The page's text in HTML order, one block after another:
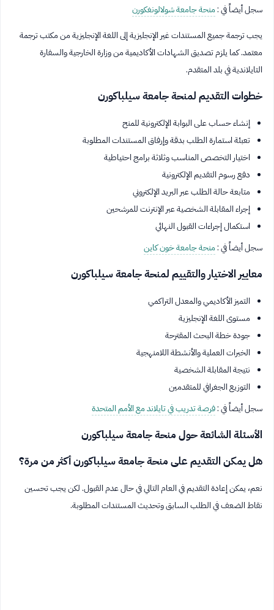
سجل أيضاً في :منحة جامعة شولالونغكورن
يجب ترجمة جميع المستندات غير الإنجليزية إلى اللغة الإنجليزية من مكتب ترجمة
معتمد. كما يلزم تصديق الشهادات الأكاديمية من وزارة الخارجية والسفارة
التايلاندية في بلد المتقدم.
خطوات التقديم لمنحة جامعة سيلباكورن
إنشاء حساب على البوابة الإلكترونية للمنح
تعبئة استمارة الطلب بدقة وإرفاق المستندات المطلوبة
اختيار التخصص المناسب وثلاثة برامج احتياطية
دفع رسوم التقديم الإلكترونية
متابعة حالة الطلب عبر البريد الإلكتروني
إجراء المقابلة الشخصية عبر الإنترنت للمرشحين
استكمال إجراءات القبول النهائي
سجل أيضاً في :منحة جامعة خون كاين
معايير الاختيار والتقييم لمنحة جامعة سيلباكورن
التميز الأكاديمي والمعدل التراكمي
مستوى اللغة الإنجليزية
جودة خطة البحث المقترحة
الخبرات العملية والأنشطة اللامنهجية
نتيجة المقابلة الشخصية
التوزيع الجغرافي للمتقدمين
سجل أيضاً في :فرصة تدريب في تايلاند مع الأمم المتحدة
الأسئلة الشائعة حول منحة جامعة سيلباكورن
هل يمكن التقديم على منحة جامعة سيلباكورن أكثر من مرة؟
نعم، يمكن إعادة التقديم في العام التالي في حال عدم القبول. لكن يجب تحسين
نقاط الضعف في الطلب السابق وتحديث المستندات المطلوبة.